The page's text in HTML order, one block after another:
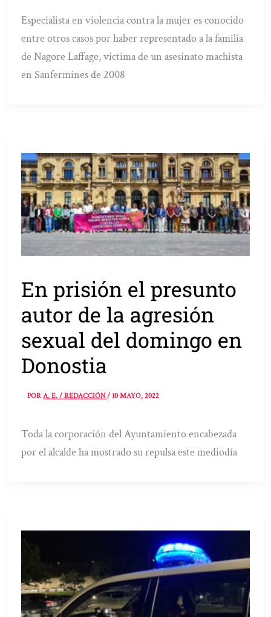
Especialista en violencia contra la mujer es conocido
entre otros casos por haber representado a la familia
de Nagore Laffage, víctima de un asesinato machista
en Sanfermines de 2008
En prisión el presunto
autor de la agresión
sexual del domingo en
Donostia
PORA. E. / REDACCIÓN/10 MAYO, 2022
Toda la corporación del Ayuntamiento encabezada
por el alcalde ha mostrado su repulsa este mediodía